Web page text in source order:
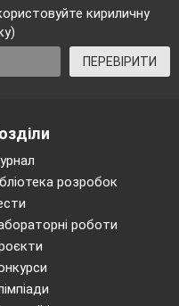
кириличну
ПЕРЕВІРИТИ
розробок
роботи